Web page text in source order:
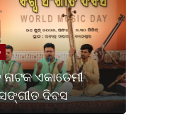
ଏବଂ ସ୍ଥିରତା ଓ
ଏକାଡେମୀ
ଦିବସ